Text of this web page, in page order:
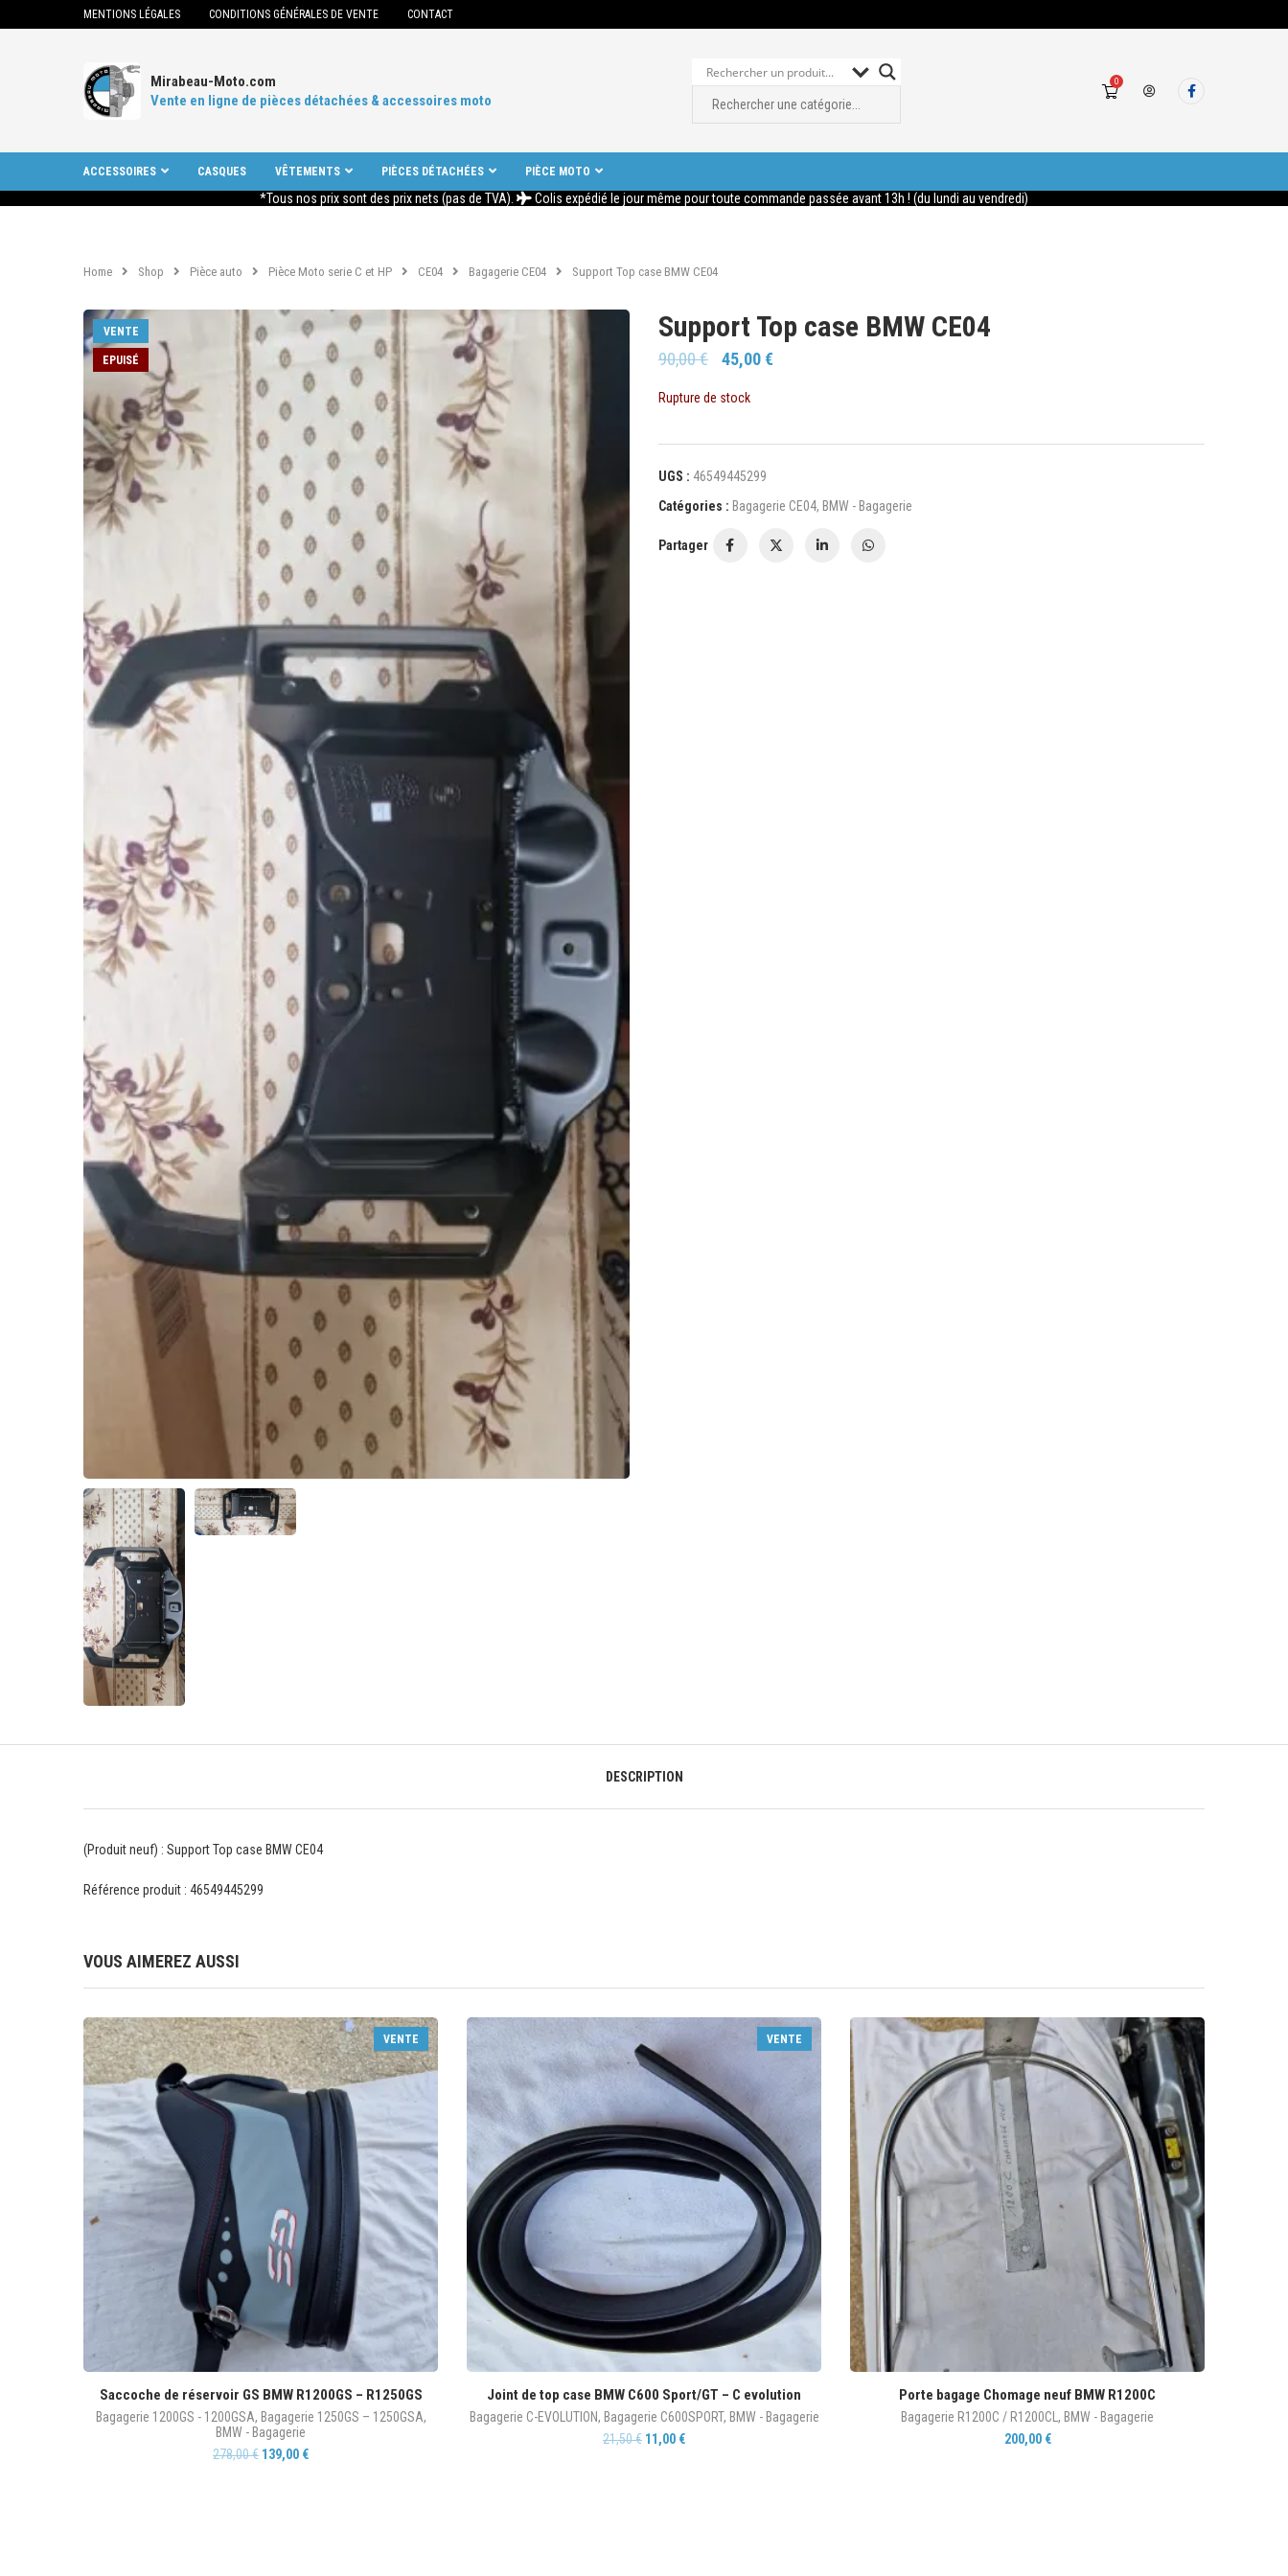
MENTIONS LÉGALES CONDITIONS GÉNÉRALES DE VENTE CONTACT
Mirabeau-Moto.com
Vente en ligne de pièces détachées & accessoires moto
0
ACCESSOIRES CASQUES VÊTEMENTS PIÈCES DÉTACHÉES PIÈCE MOTO
*Tous nos prix sont des prix nets (pas de TVA). Colis expédié le jour même pour toute commande passée avant 13h ! (du lundi au vendredi)
Home Shop Pièce auto Pièce Moto serie C et HP CE04 Bagagerie CE04 Support Top case BMW CE04
VENTE
EPUISÉ
Support Top case BMW CE04
90,00€ 45,00€
Rupture de stock
UGS : 46549445299
Catégories : Bagagerie CE04, BMW - Bagagerie
Partager
DESCRIPTION
(Produit neuf) : Support Top case BMW CE04
Référence produit : 46549445299
VOUS AIMEREZ AUSSI
VENTE
Saccoche de réservoir GS BMW R1200GS – R1250GS
Bagagerie 1200GS - 1200GSA, Bagagerie 1250GS – 1250GSA,
BMW - Bagagerie
278,00€ 139,00 €
VENTE
Joint de top case BMW C600 Sport/GT – C evolution
Bagagerie C-EVOLUTION, Bagagerie C600SPORT, BMW - Bagagerie
21,50€ 11,00 €
Porte bagage Chomage neuf BMW R1200C
Bagagerie R1200C / R1200CL , BMW - Bagagerie
200,00 €